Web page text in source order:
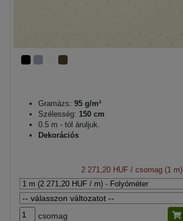
Gramázs: 95 g/m²
Szélesség: 150 cm
0.5 m - tól áruljuk.
Dekorációs
2 271,20 HUF / csomag (1 m)
csomag